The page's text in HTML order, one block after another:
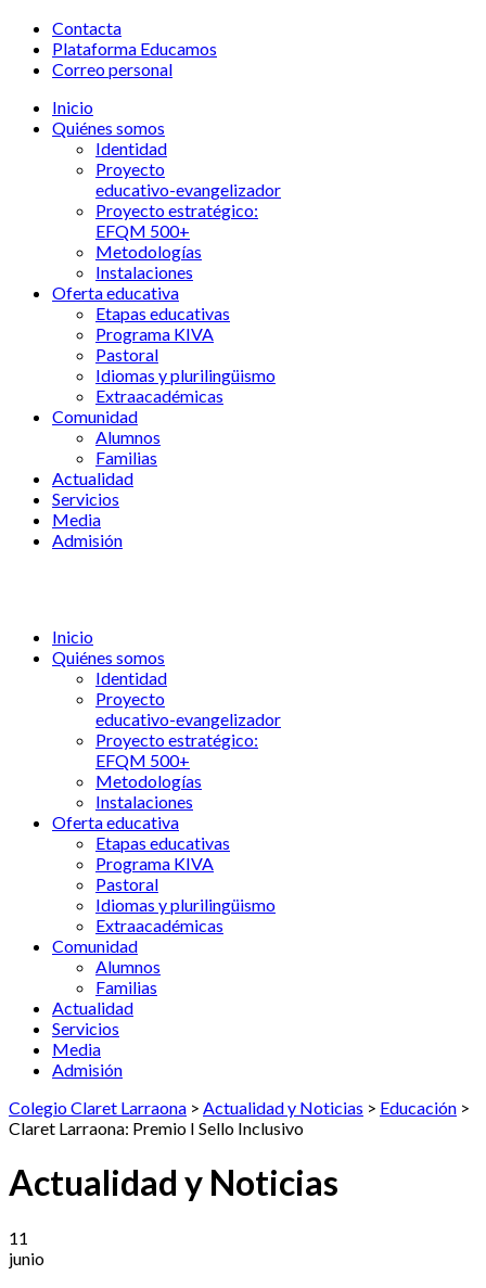
Contacta
Plataforma Educamos
Correo personal
Inicio
Quiénes somos
Identidad
Proyecto
educativo-evangelizador
Proyecto estratégico:
EFQM 500+
Metodologías
Instalaciones
Oferta educativa
Etapas educativas
Programa KIVA
Pastoral
Idiomas y plurilingüismo
Extraacadémicas
Comunidad
Alumnos
Familias
Actualidad
Servicios
Media
Admisión
Inicio
Quiénes somos
Identidad
Proyecto
educativo-evangelizador
Proyecto estratégico:
EFQM 500+
Metodologías
Instalaciones
Oferta educativa
Etapas educativas
Programa KIVA
Pastoral
Idiomas y plurilingüismo
Extraacadémicas
Comunidad
Alumnos
Familias
Actualidad
Servicios
Media
Admisión
Colegio Claret Larraona > Actualidad y Noticias > Educación >
Claret Larraona: Premio I Sello Inclusivo
Actualidad y Noticias
11
junio